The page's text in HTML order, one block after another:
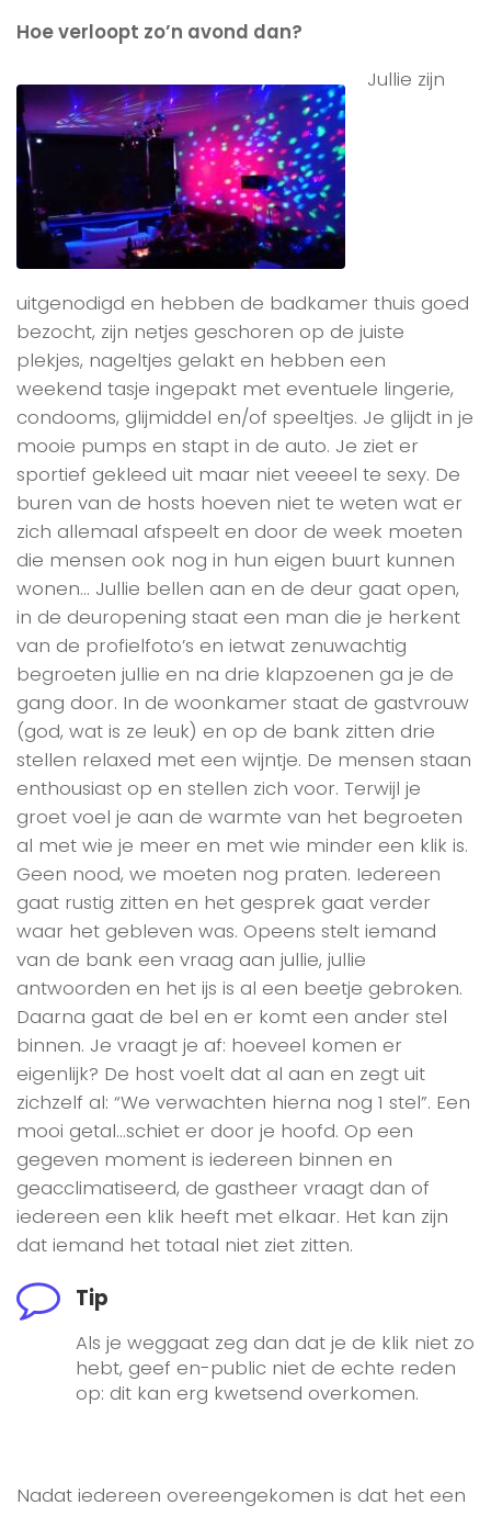
Hoe verloopt zo’n avond dan?
Jullie zijn
uitgenodigd en hebben de badkamer thuis goed
bezocht, zijn netjes geschoren op de juiste
plekjes, nageltjes gelakt en hebben een
weekend tasje ingepakt met eventuele lingerie,
condooms, glijmiddel en/of speeltjes. Je glijdt in je
mooie pumps en stapt in de auto. Je ziet er
sportief gekleed uit maar niet veeeel te sexy. De
buren van de hosts hoeven niet te weten wat er
zich allemaal afspeelt en door de week moeten
die mensen ook nog in hun eigen buurt kunnen
wonen… Jullie bellen aan en de deur gaat open,
in de deuropening staat een man die je herkent
van de profielfoto’s en ietwat zenuwachtig
begroeten jullie en na drie klapzoenen ga je de
gang door. In de woonkamer staat de gastvrouw
(god, wat is ze leuk) en op de bank zitten drie
stellen relaxed met een wijntje. De mensen staan
enthousiast op en stellen zich voor. Terwijl je
groet voel je aan de warmte van het begroeten
al met wie je meer en met wie minder een klik is.
Geen nood, we moeten nog praten. Iedereen
gaat rustig zitten en het gesprek gaat verder
waar het gebleven was. Opeens stelt iemand
van de bank een vraag aan jullie, jullie
antwoorden en het ijs is al een beetje gebroken.
Daarna gaat de bel en er komt een ander stel
binnen. Je vraagt je af: hoeveel komen er
eigenlijk? De host voelt dat al aan en zegt uit
zichzelf al: “We verwachten hierna nog 1 stel”. Een
mooi getal…schiet er door je hoofd. Op een
gegeven moment is iedereen binnen en
geacclimatiseerd, de gastheer vraagt dan of
iedereen een klik heeft met elkaar. Het kan zijn
dat iemand het totaal niet ziet zitten.
Tip
Als je weggaat zeg dan dat je de klik niet zo
hebt, geef en-public niet de echte reden
op: dit kan erg kwetsend overkomen.
Nadat iedereen overeengekomen is dat het een